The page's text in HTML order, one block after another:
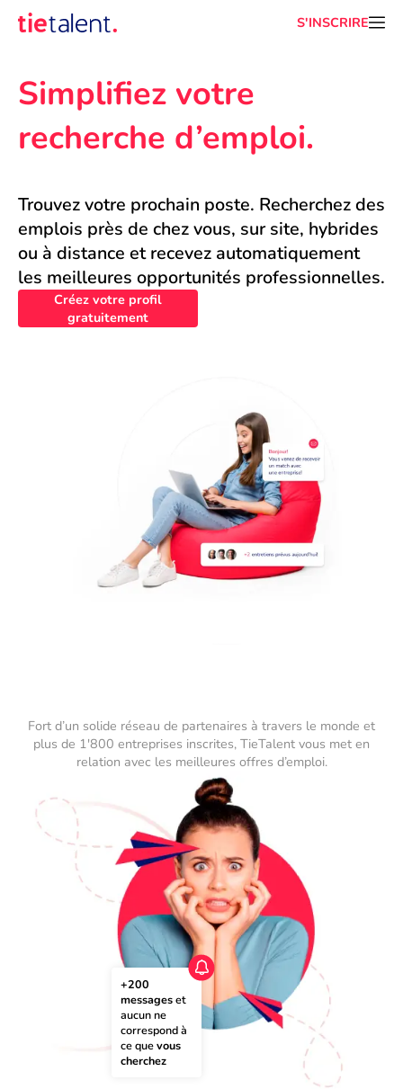
S'INSCRIRE
Simplifiez votre
recherche d’emploi.
Trouvez votre prochain poste. Recherchez des
emplois près de chez vous, sur site, hybrides
ou à distance et recevez automatiquement
les meilleures opportunités professionnelles.
Créez votre profil
gratuitement
Fort d’un solide réseau de partenaires à travers le monde et
plus de 1'800 entreprises inscrites, TieTalent vous met en
relation avec les meilleures offres d’emploi.
+200
messages et
aucun ne
correspond à
ce que vous
cherchez